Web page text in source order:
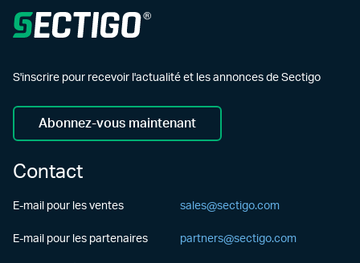
S'inscrire pour recevoir l'actualité et les annonces de Sectigo
Abonnez-vous maintenant
Contact
E-mail pour les ventes sales@sectigo.com
E-mail pour les partenaires partners@sectigo.com